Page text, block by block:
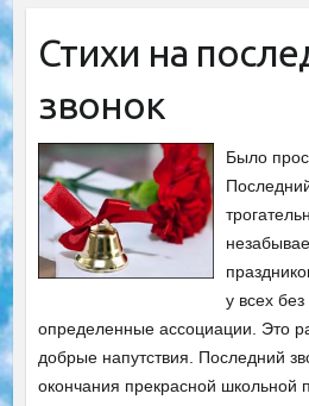
Стихи на
звонок
Было
у всех
определенные ассоциации. Это
добрые напутствия. Последний
окончания прекрасной школьной